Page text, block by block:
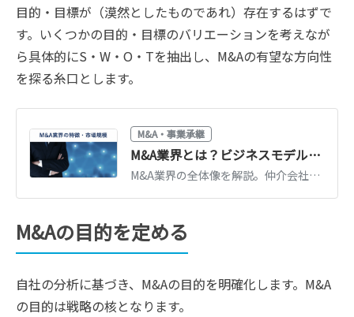
目的・目標が（漠然としたものであれ）存在するはずで
す。いくつかの目的・目標のバリエーションを考えなが
ら具体的にS・W・O・Tを抽出し、M&Aの有望な方向性
を探る糸口とします。
M&A・事業承継
M&A業界とは？ビジネスモデル・プレイヤー・業界別動向を徹底解説
M&A業界の全体像を解説。仲介会社・FA・プラットフォームなどプレイヤー別のビジネスモデルと手数料、主要企業、業界別のM&A動向までまとめて理解できます。
M&Aの目的を定める
自社の分析に基づき、M&Aの目的を明確化します。M&A
の目的は戦略の核となります。